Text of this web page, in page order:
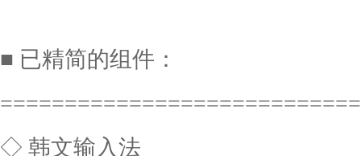
■ 已精简的组件：
◇ 韩文输入法